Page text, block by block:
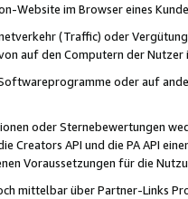
Website im Browser eines
(Traffic) oder
auf den Computern der
oder auf
oder Sternebewertungen
Creators API und die PA API
Voraussetzungen für die
mittelbar über Partner-Links